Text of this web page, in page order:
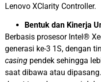
Lenovo XClarity Controller.
Bentuk dan Kinerja
Berbasis prosesor Intel®
generasi ke-3 1S, dengan
casing pendek sehingga
saat dibawa atau dipasang.